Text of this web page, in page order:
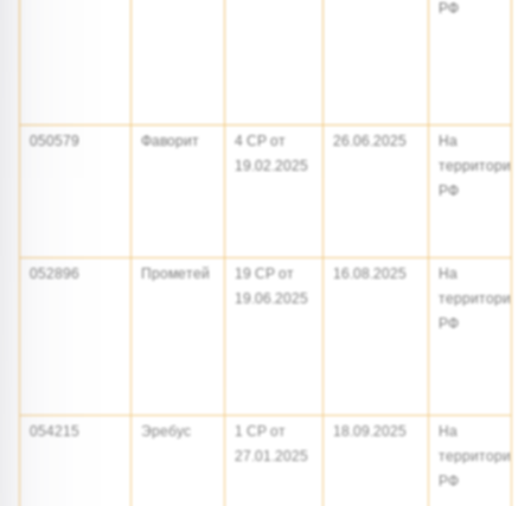
РФ
050579 Фаворит
4 СР от
19.02.2025
26.06.2025
На
территории
РФ
052896 Прометей
19 СР от
19.06.2025
16.08.2025
На
территории
РФ
054215 Эребус
1 СР от
27.01.2025
18.09.2025
На
территории
РФ